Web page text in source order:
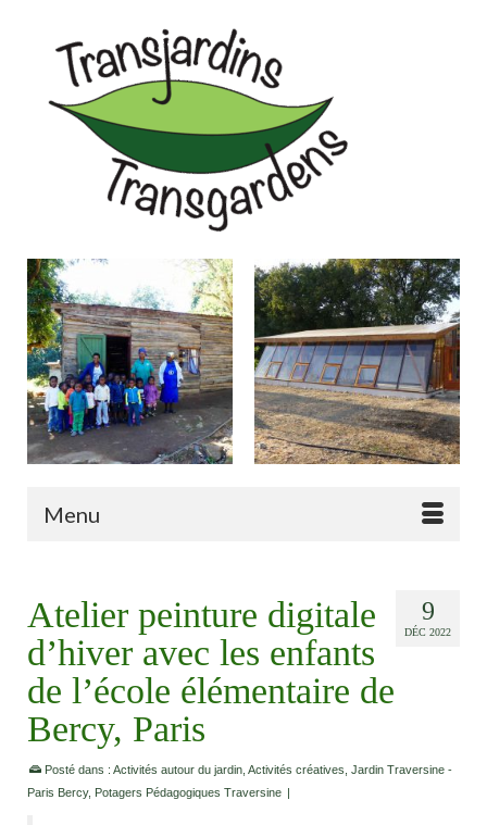
Menu
9
DÉC 2022
Atelier peinture digitale
d’hiver avec les enfants
de l’école élémentaire de
Bercy, Paris
Posté dans : Activités autour du jardin Activités créatives Jardin Traversine -
Paris Bercy, Potagers Pédagogiques Traversine |